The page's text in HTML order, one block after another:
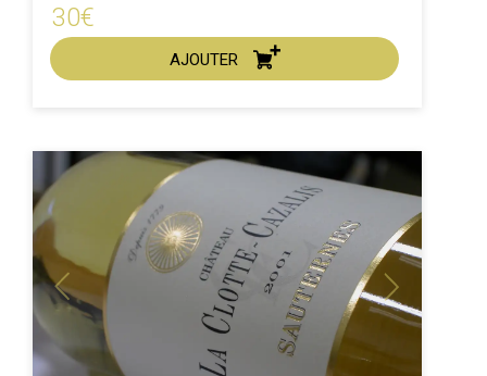
30€
AJOUTER
ACHAT EXPRESS
Previous Next